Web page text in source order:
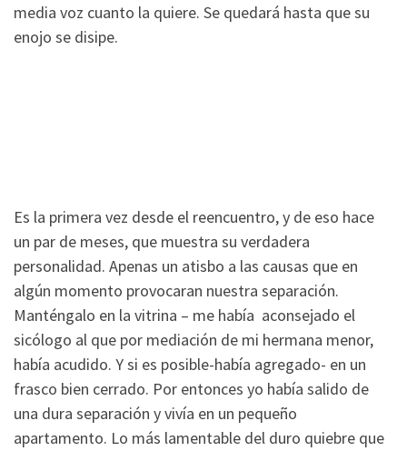
media voz cuanto la quiere. Se quedará hasta que su
enojo se disipe.
Es la primera vez desde el reencuentro, y de eso hace
un par de meses, que muestra su verdadera
personalidad. Apenas un atisbo a las causas que en
algún momento provocaran nuestra separación.
Manténgalo en la vitrina – me había aconsejado el
sicólogo al que por mediación de mi hermana menor,
había acudido. Y si es posible-había agregado- en un
frasco bien cerrado. Por entonces yo había salido de
una dura separación y vivía en un pequeño
apartamento. Lo más lamentable del duro quiebre que